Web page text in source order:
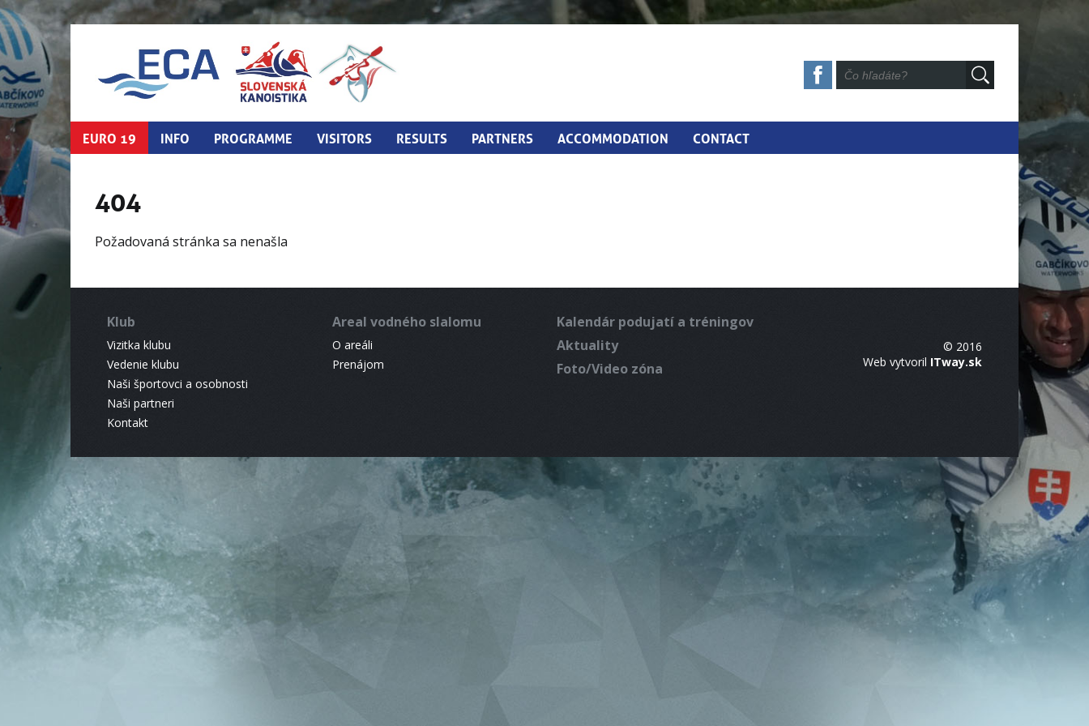
EURO 19 INFO PROGRAMME VISITORS RESULTS PARTNERS ACCOMMODATION CONTACT
404
Požadovaná stránka sa nenašla
Klub
Vizitka klubu
Vedenie klubu
Naši športovci a osobnosti
Naši partneri
Kontakt
Areal vodného slalomu
O areáli
Prenájom
Kalendár podujatí a tréningov
Aktuality
Foto/Video zóna
© 2016
Web vytvoril ITway.sk